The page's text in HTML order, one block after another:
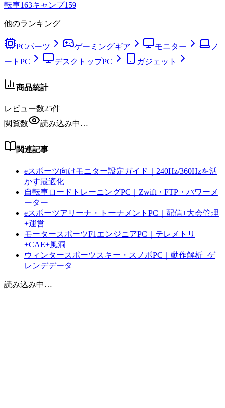
転車163キャンプ159
他のランキング
PCパーツ ゲーミングギア モニター
ノ
ートPC
デスクトップPC ガジェット
商品統計
レビュー数25件
閲覧数
読み込み中…
関連記事
eスポーツ向けモニター設定ガイド｜240Hz/360Hzを活
かす最適化
自転車ロードトレーニングPC｜Zwift・FTP・パワーメ
ーター
eスポーツアリーナ・トーナメントPC｜配信+大会管理
+運営
モータースポーツF1エンジニアPC｜テレメトリ
+CAE+風洞
ウィンタースポーツスキー・スノボPC｜動作解析+ゲ
レンデデータ
読み込み中…